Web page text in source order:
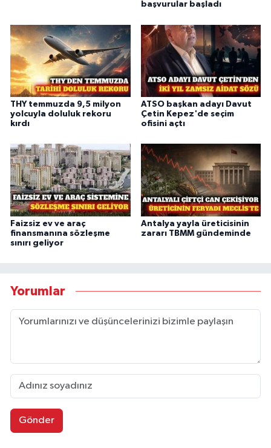
başvurular başladı
THY temmuzda 9,5 milyon
yolcuyla doluluk rekoru
kırdı
ATSO başkan adayı Davut
Çetin Kepez'de seçim
ofisini açtı
Faizsiz ev ve araç
finansmanına sözleşme
sınırı geliyor
Antalya yayla üreticisinin
zararı TBMM gündeminde
Yorumlar
Gönder